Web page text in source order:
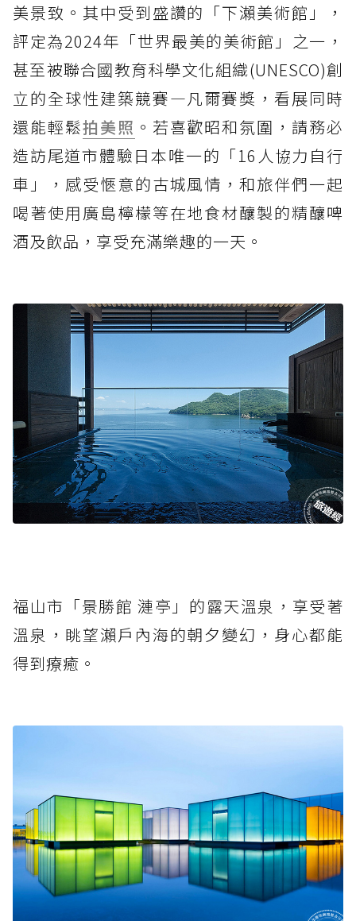
美景致。其中受到盛讚的「下瀨美術館」，
評定為2024年「世界最美的美術館」之一，
甚至被聯合國教育科學文化組織(UNESCO)創
立的全球性建築競賽—凡爾賽獎，看展同時
還能輕鬆拍美照 。若喜歡昭和氛圍，請務必
造訪尾道市體驗日本唯一的「16人協力自行
車」，感受愜意的古城風情，和旅伴們一起
喝著使用廣島檸檬等在地食材釀製的精釀啤
酒及飲品，享受充滿樂趣的一天。
福山市「景勝館 漣亭」的露天溫泉，享受著
溫泉，眺望瀨戶內海的朝夕變幻，身心都能
得到療癒。